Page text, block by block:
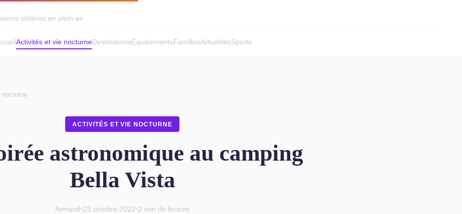
côtières en plein air
Activités et vie nocturneDestinationsÉquipementsFamillesActualitésSports
ACTIVITÉS ET VIE NOCTURNE
astronomique au camping
Bella Vista
Armand•23 octobre 2022•2 min de lecture